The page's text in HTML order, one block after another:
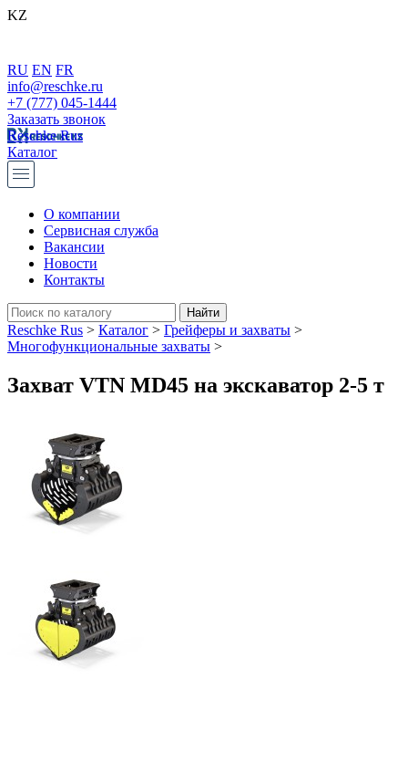
KZ
RU EN FR
info@reschke.ru
+7 (777) 045-1444
Заказать звонок
Reschke Rus
Каталог
О компании
Сервисная служба
Вакансии
Новости
Контакты
Reschke Rus > Каталог > Грейферы и захваты >
Многофункциональные захваты >
Захват VTN MD45 на экскаватор 2-5 т